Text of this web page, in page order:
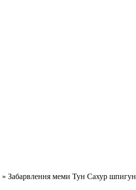
» Забарвлення меми Тун Сахур шпигун